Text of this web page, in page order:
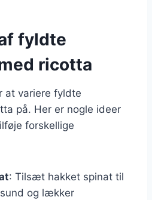
fyldte
ricotta
at variere fyldte
på. Her er nogle ideer
forskellige
: Tilsæt hakket spinat til
og lækker